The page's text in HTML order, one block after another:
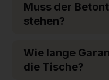
Muss der
stehen?
Wie lange
die Tische?